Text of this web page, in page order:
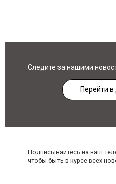
Следите за нашими
Перейти
Подписывайтесь на наш
чтобы быть в курсе всех